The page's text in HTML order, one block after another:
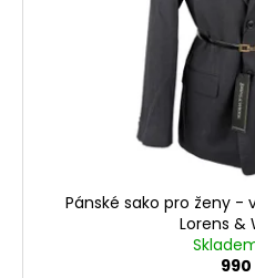
Pánské sako pro ženy -
Lorens &
990